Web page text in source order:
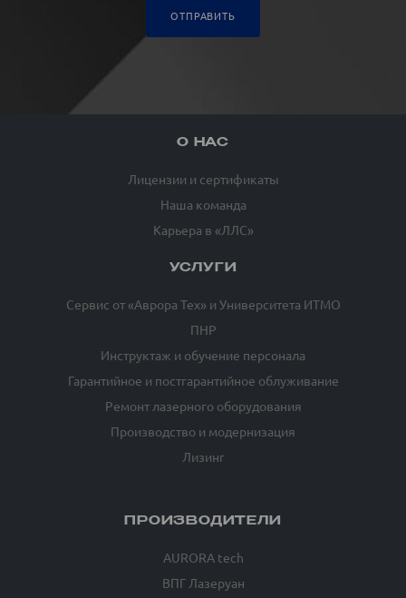
ОТПРАВИТЬ
О НАС
Лицензии и сертификаты
Наша команда
Карьера в «ЛЛС»
УСЛУГИ
Сервис от «Аврора Тех» и Университета ИТМО
ПНР
Инструктаж и обучение персонала
Гарантийное и постгарантийное облуживание
Ремонт лазерного оборудования
Производство и модернизация
Лизинг
ПРОИЗВОДИТЕЛИ
AURORA tech
ВПГ Лазеруан